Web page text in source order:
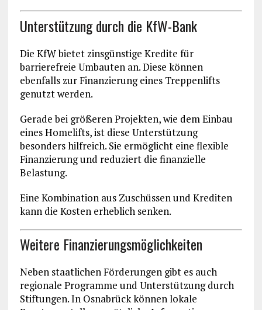
Unterstützung durch die KfW-Bank
Die KfW bietet zinsgünstige Kredite für
barrierefreie Umbauten an. Diese können
ebenfalls zur Finanzierung eines Treppenlifts
genutzt werden.
Gerade bei größeren Projekten, wie dem Einbau
eines Homelifts, ist diese Unterstützung
besonders hilfreich. Sie ermöglicht eine flexible
Finanzierung und reduziert die finanzielle
Belastung.
Eine Kombination aus Zuschüssen und Krediten
kann die Kosten erheblich senken.
Weitere Finanzierungsmöglichkeiten
Neben staatlichen Förderungen gibt es auch
regionale Programme und Unterstützung durch
Stiftungen. In Osnabrück können lokale